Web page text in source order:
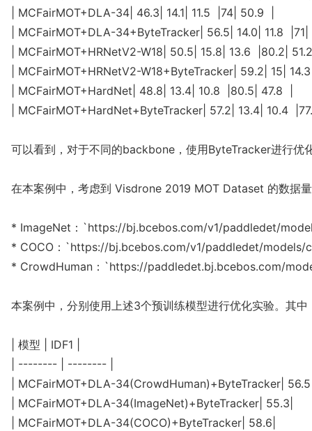
| MCFairMOT+DLA-34| 46.3| 14.1| 11.5  |74| 50.9  |
| MCFairMOT+DLA-34+ByteTracker| 56.5| 14.0| 11.8  |71|
| MCFairMOT+HRNetV2-W18| 50.5| 15.8| 13.6  |80.2| 51.2
| MCFairMOT+HRNetV2-W18+ByteTracker| 59.2| 15| 14.3
| MCFairMOT+HardNet| 48.8| 13.4| 10.8  |80.5| 47.8  |
| MCFairMOT+HardNet+ByteTracker| 57.2| 13.4| 10.4
可以看到，对于不同的backbone，使用ByteTracker进行优
在本案例中，考虑到 Visdrone 2019 MOT Dataset 的数
* ImageNet：`https://bj.bcebos.com/v1/paddledet/
* COCO：`https://bj.bcebos.com/v1/paddledet/models/
* CrowdHuman：`https://paddledet.bj.bcebos.com/
本案例中，分别使用上述3个预训练模型进行优化实验。其中
| 模型 | IDF1 |
| -------- | -------- |
| MCFairMOT+DLA-34(CrowdHuman)+ByteTracker|
| MCFairMOT+DLA-34(ImageNet)+ByteTracker| 55.3|
| MCFairMOT+DLA-34(COCO)+ByteTracker| 58.6|